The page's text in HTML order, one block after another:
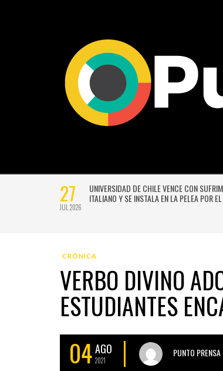
27
JUL 2026
UNIVERSIDAD DE CHILE VENCE CON
ITALIANO Y SE INSTALA EN LA PELEA POR
CRÓNICA
VERBO DIVINO
ESTUDIANTES
04 AGO
2021
PUNTO PRENSA